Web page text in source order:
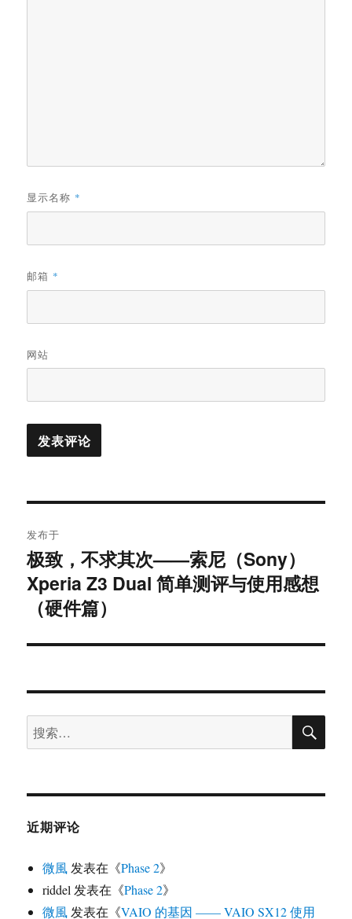
显示名称 *
邮箱 *
网站
章
导
航
发布于
极致，不求其次——索尼（Sony）
Xperia Z3 Dual 简单测评与使用感想
（硬件篇）
搜
索：
搜
近期评论
微風 发表在《Phase 2》
riddel 发表在《Phase 2》
微風 发表在《VAIO 的基因 —— VAIO SX12 使用